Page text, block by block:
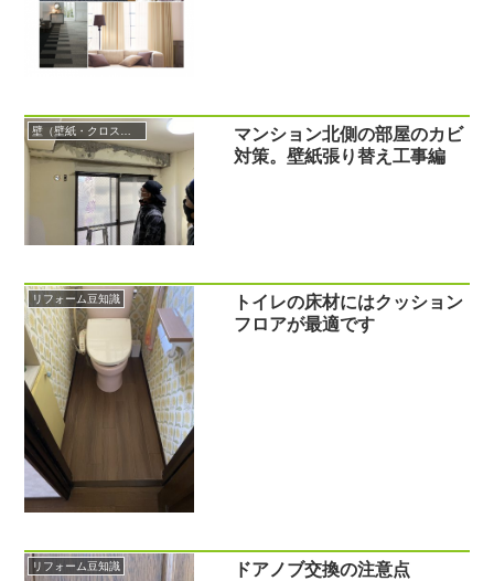
マンション北側の部屋のカビ
対策。壁紙張り替え工事編
リフォーム豆知識
トイレの床材にはクッション
フロアが最適です
リフォーム豆知識 ドアノブ交換の注意点